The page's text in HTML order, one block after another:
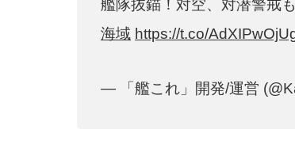
艦隊抜錨！対空、対潜警戒
海域 https://t.co/
— 「艦これ」開発/運営